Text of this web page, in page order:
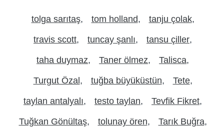
tolga sarıtaş tom holland tanju çolak
travis scott tuncay şanlı tansu çiller
taha duymaz Taner ölmez Talisca
Turgut Özal tuğba büyüküstün Tete
taylan antalyalı testo taylan Tevfik Fikret
Tuğkan Gönültaş tolunay ören Tarık Buğra